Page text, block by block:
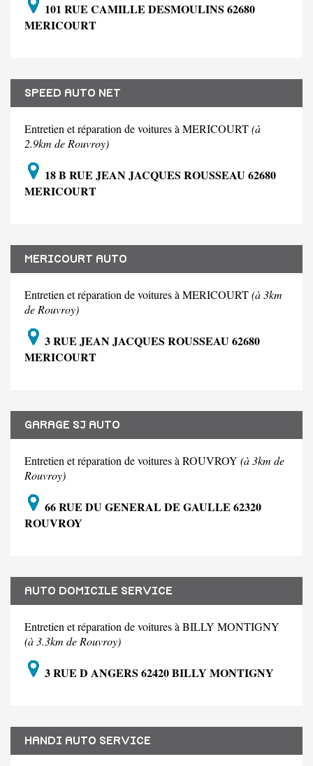
101 RUE CAMILLE DESMOULINS 62680
MERICOURT
SPEED AUTO NET
Entretien et réparation de voitures à MERICOURT(à
2.9km de Rouvroy)
18 B RUE JEAN JACQUES ROUSSEAU 62680
MERICOURT
MERICOURT AUTO
Entretien et réparation de voitures à MERICOURT(à 3km
de Rouvroy)
3 RUE JEAN JACQUES ROUSSEAU 62680
MERICOURT
GARAGE SJ AUTO
Entretien et réparation de voitures à ROUVROY (à 3km de
Rouvroy)
66 RUE DU GENERAL DE GAULLE 62320
ROUVROY
AUTO DOMICILE SERVICE
Entretien et réparation de voitures à BILLY MONTIGNY
(à 3.3km de Rouvroy)
3 RUE D ANGERS 62420 BILLY MONTIGNY
HANDI AUTO SERVICE